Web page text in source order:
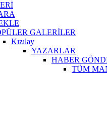
GALERİLER
Kızılay
YAZARLAR
HABER
TÜM